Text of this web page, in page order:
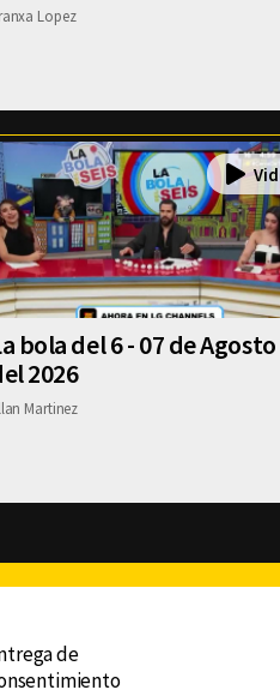
Lopez
bola del 6 - 07 de Agosto
2026
Martinez
de